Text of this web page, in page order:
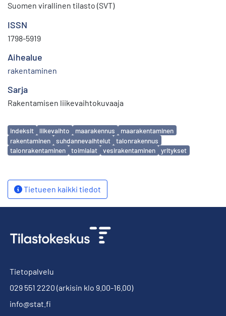
Suomen virallinen tilasto (SVT)
ISSN
1798-5919
Aihealue
rakentaminen
Sarja
Rakentamisen liikevaihtokuvaaja
Avainsanat
indeksit liikevaihto maarakennus
maarakentaminen
rakentaminen
suhdannevaihtelut
talonrakennus
talonrakentaminen
toimialat vesirakentaminen yritykset
Tietueen kaikki tiedot
Tietopalvelu
029 551 2220 (arkisin klo 9.00-16.00)
info@stat.fi